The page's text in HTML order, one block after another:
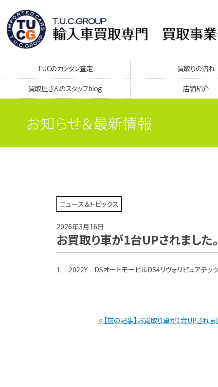
TUCのカンタン査定 買取りの流れ
買取屋さんのスタッフblog 店舗紹介
お知らせ＆最新情報
ニュース＆トピックス
2026年3月16日
お買取り車が1台UPされました。
1. 2022Y DSオートモービルDS4リヴォリピュアテ
< 【前の記事】お買取り車が1台UPされま